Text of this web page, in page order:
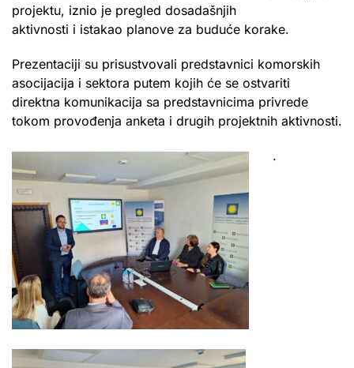
projektu, iznio je pregled dosadašnjih
aktivnosti i istakao planove za buduće korake.
Prezentaciji su prisustvovali predstavnici komorskih
asocijacija i sektora putem kojih će se ostvariti
direktna komunikacija sa predstavnicima privrede
tokom provođenja anketa i drugih projektnih aktivnosti.
.